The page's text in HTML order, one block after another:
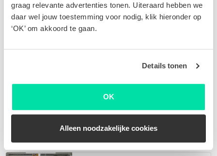
graag relevante advertenties tonen. Uiteraard hebben we
daar wel jouw toestemming voor nodig, klik hieronder op
‘OK’ om akkoord te gaan.
Details tonen
OK
Alleen noodzakelijke cookies
Garage Dion - 123service
ABS Carrosserie Libramontoise SPRL
0.0 Geen reviews